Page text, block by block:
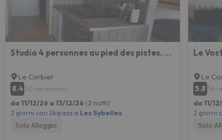
Studio 4 personnes au pied des pistes. Le Corbier
Le Corbier
8.4 20 recensioni
da 11/12/26 a 13/12/26 (2 notti)
2 giorni con Skipass a Les Sybelles
Solo Alloggio
Le
Le
5.8 56
da 11/
2 giorni
Solo